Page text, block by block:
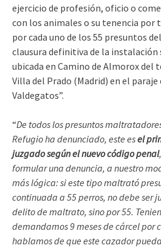
ejercicio de profesión, oficio o
con los animales o su tenencia por
por cada uno de los 55 presuntos
clausura definitiva de la instalación
ubicada en Camino de Almorox del
Villa del Prado (Madrid) en el
Valdegatos”.
“De todos los presuntos
Refugio ha denunciado, este esel
juzgado según el nuevo código penal
formular una denuncia, a nuestro
más lógica: si este tipo maltrató
continuada a 55 perros, no debe ser
delito de maltrato, sino por 55.
demandamos 9 meses de cárcel por
hablamos de que este cazador